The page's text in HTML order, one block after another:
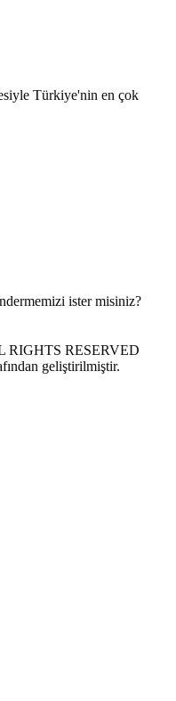
Türkiye'nin en çok
ister misiniz?
RESERVED
geliştirilmiştir.